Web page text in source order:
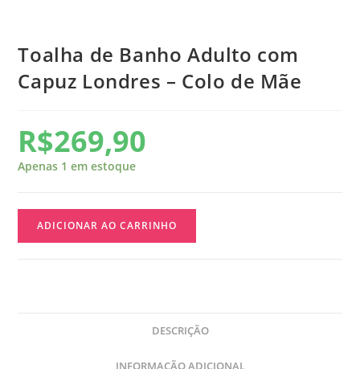
Toalha de Banho Adulto com
Capuz Londres – Colo de Mãe
R$269,90
Apenas 1 em estoque
ADICIONAR AO CARRINHO
DESCRIÇÃO
INFORMAÇÃO ADICIONAL